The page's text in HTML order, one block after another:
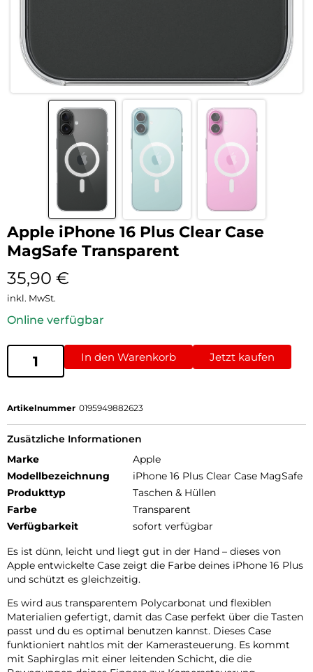
Apple iPhone 16 Plus Clear Case
MagSafe Transparent
35,90 €
inkl. MwSt.
Online verfügbar
In den Warenkorb Jetzt kaufen
Artikelnummer 0195949882623
Zusätzliche Informationen
Marke
Apple
Modellbezeichnung
iPhone 16 Plus Clear Case MagSafe
Produkttyp
Taschen & Hüllen
Farbe
Transparent
Verfügbarkeit
sofort verfügbar
Es ist dünn, leicht und liegt gut in der Hand – dieses von
Apple entwickelte Case zeigt die Farbe deines iPhone 16 Plus
und schützt es gleichzeitig.
Es wird aus transparentem Polycarbonat und flexiblen
Materialien gefertigt, damit das Case perfekt über die Tasten
passt und du es optimal benutzen kannst. Dieses Case
funktioniert nahtlos mit der Kamerasteuerung. Es kommt
mit Saphirglas mit einer leitenden Schicht, die die